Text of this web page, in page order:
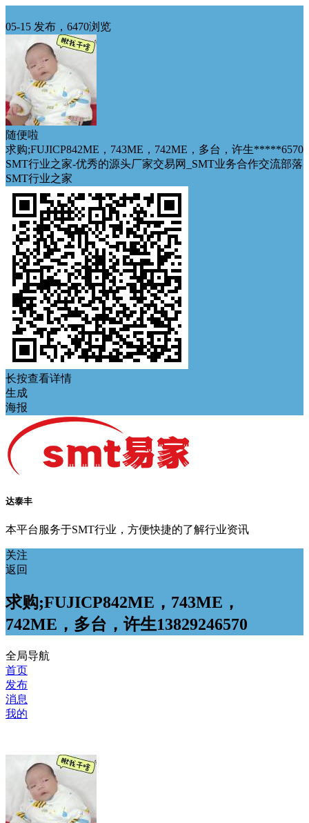
05-15 发布，6470浏览
随便啦
求购;FUJICP842ME，743ME，742ME，多台，许生*****6570
SMT行业之家-优秀的源头厂家交易网_SMT业务合作交流部落
SMT行业之家
长按查看详情
生成
海报
达泰丰
本平台服务于SMT行业，方便快捷的了解行业资讯
关注
返回
求购;FUJICP842ME，743ME，
742ME，多台，许生13829246570
全局导航
首页
发布
消息
我的